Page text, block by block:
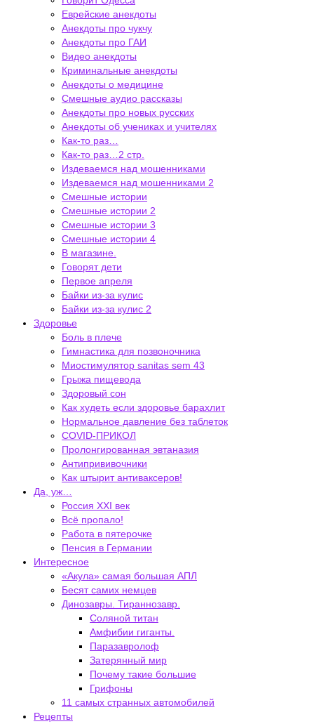
Еврейские анекдоты
Анекдоты про чукчу
Анекдоты про ГАИ
Видео анекдоты
Криминальные анекдоты
Анекдоты о медицине
Смешные аудио рассказы
Анекдоты про новых русских
Анекдоты об учениках и учителях
Как-то раз…
Как-то раз…2 стр.
Издеваемся над мошенниками
Издеваемся над мошенниками 2
Смешные истории
Смешные истории 2
Смешные истории 3
Смешные истории 4
В магазине.
Говорят дети
Первое апреля
Байки из-за кулис
Байки из-за кулис 2
Здоровье
Боль в плече
Гимнастика для позвоночника
Миостимулятор sanitas sem 43
Грыжа пищевода
Здоровый сон
Как худеть если здоровье барахлит
Нормальное давление без таблеток
COVID-ПРИКОЛ
Пролонгированная эвтаназия
Антипрививочники
Как штырит антиваксеров!
Да, уж…
Россия XXI век
Всё пропало!
Работа в пятерочке
Пенсия в Германии
Интересное
«Акула» самая большая АПЛ
Бесят самих немцев
Динозавры. Тираннозавр.
Соляной титан
Амфибии гиганты.
Паразавролоф
Затерянный мир
Почему такие большие
Грифоны
11 самых странных автомобилей
Рецепты